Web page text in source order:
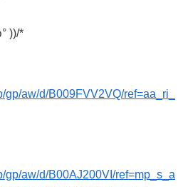
))/*
gp/aw/d/B009FVV2VQ/ref=aa_ri_
gp/aw/d/B00AJ200VI/ref=mp_s_a